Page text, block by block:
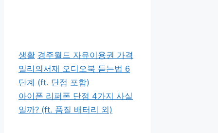
카
테
고
리
생활 태
그
경주월드 자유이용권 가격
밀리의서재 오디오북 듣는법 6
단계 (ft. 단점 포함)
아이폰 리퍼폰 단점 4가지 사실
일까? (ft. 품질 배터리 외)